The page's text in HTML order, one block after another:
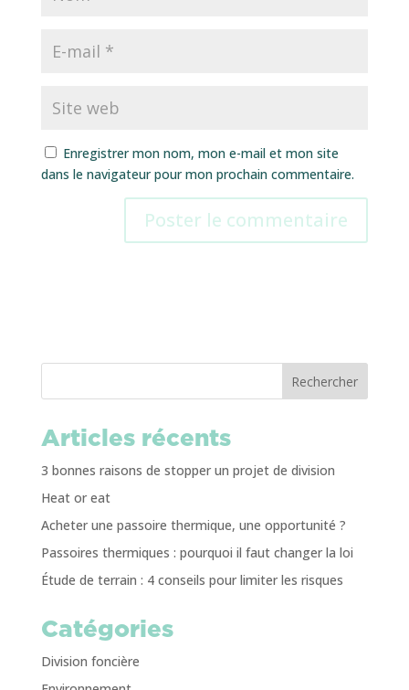
Enregistrer mon nom, mon e-mail et mon site
dans le navigateur pour mon prochain commentaire.
Rechercher
Articles récents
3 bonnes raisons de stopper un projet de division
Heat or eat
Acheter une passoire thermique, une opportunité ?
Passoires thermiques : pourquoi il faut changer la loi
Étude de terrain : 4 conseils pour limiter les risques
Catégories
Division foncière